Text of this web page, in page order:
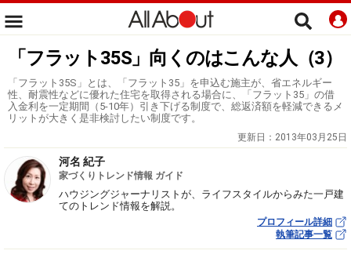
「フラット35S」向くのはこんな人（3）
「フラット35S」とは、「フラット35」を申込む施主が、省エネルギー
性、耐震性などに優れた住宅を取得される場合に、「フラット35」の借
入金利を一定期間（5-10年）引き下げる制度で、総返済額を軽減できるメ
リットが大きく是非検討したい制度です。
更新日： 2013年03月25日
河名 紀子
家づくりトレンド情報 ガイド
ハウジングジャーナリストが、ライフスタイルからみた一戸建
てのトレンド情報を解説。
プロフィール詳細
執筆記事一覧